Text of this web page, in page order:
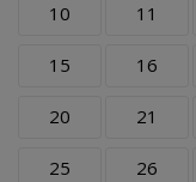
10 11
15 16
20 21
25 26